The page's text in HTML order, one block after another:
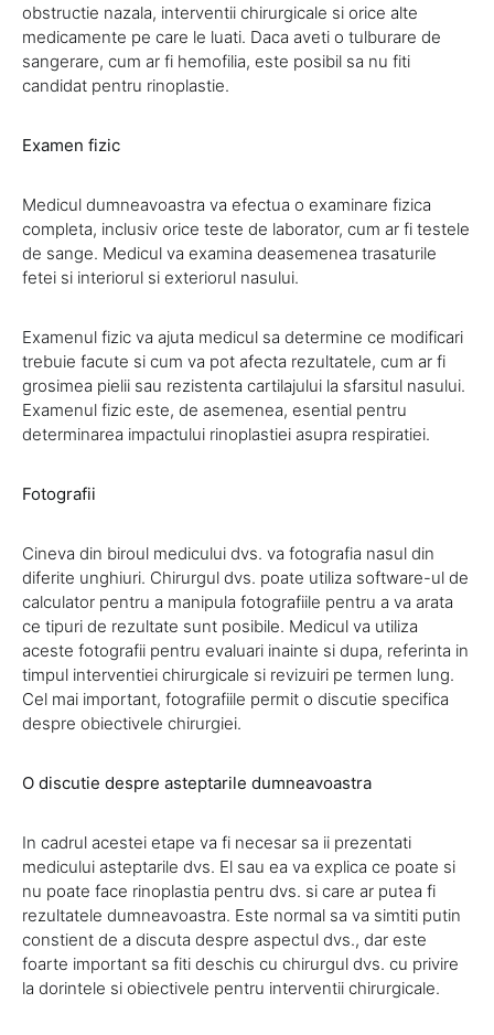
obstructie nazala, interventii chirurgicale si orice alte
medicamente pe care le luati. Daca aveti o tulburare de
sangerare, cum ar fi hemofilia, este posibil sa nu fiti
candidat pentru rinoplastie.
Examen fizic
Medicul dumneavoastra va efectua o examinare fizica
completa, inclusiv orice teste de laborator, cum ar fi testele
de sange. Medicul va examina deasemenea trasaturile
fetei si interiorul si exteriorul nasului.
Examenul fizic va ajuta medicul sa determine ce modificari
trebuie facute si cum va pot afecta rezultatele, cum ar fi
grosimea pielii sau rezistenta cartilajului la sfarsitul nasului.
Examenul fizic este, de asemenea, esential pentru
determinarea impactului rinoplastiei asupra respiratiei.
Fotografii
Cineva din biroul medicului dvs. va fotografia nasul din
diferite unghiuri. Chirurgul dvs. poate utiliza software-ul de
calculator pentru a manipula fotografiile pentru a va arata
ce tipuri de rezultate sunt posibile. Medicul va utiliza
aceste fotografii pentru evaluari inainte si dupa, referinta in
timpul interventiei chirurgicale si revizuiri pe termen lung.
Cel mai important, fotografiile permit o discutie specifica
despre obiectivele chirurgiei.
O discutie despre asteptarile dumneavoastra
In cadrul acestei etape va fi necesar sa ii prezentati
medicului asteptarile dvs. El sau ea va explica ce poate si
nu poate face rinoplastia pentru dvs. si care ar putea fi
rezultatele dumneavoastra. Este normal sa va simtiti putin
constient de a discuta despre aspectul dvs., dar este
foarte important sa fiti deschis cu chirurgul dvs. cu privire
la dorintele si obiectivele pentru interventii chirurgicale.